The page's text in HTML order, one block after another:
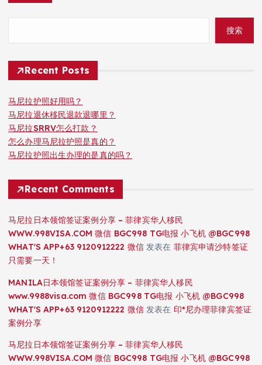
搜索
Recent Posts
马尼拉护照好用吗？
马尼拉退休移民退款退哪里？
马尼拉SRRV怎么打款？
怎么办理马尼拉护照是真的？
马尼拉护照出生办理的是真的吗？
Recent Comments
马尼拉日本领馆签证案例分享 – 菲律宾华人移民
WWW.998VISA.COM 微信 BGC998 TG电报 小飞机 @BGC998
WHAT'S APP+63 9120912222 微信发表在 菲律宾申请沙特签证
只需要一天！
MANILA日本领馆签证案例分享 – 菲律宾华人移民
www.9988visa.com 微信 BGC998 TG电报 小飞机 @BGC998
WHAT'S APP+63 9120912222 微信发表在 印*尼办理菲律宾签证
案例分享
马尼拉日本领馆签证案例分享 – 菲律宾华人移民
WWW.998VISA.COM 微信 BGC998 TG电报 小飞机 @BGC998